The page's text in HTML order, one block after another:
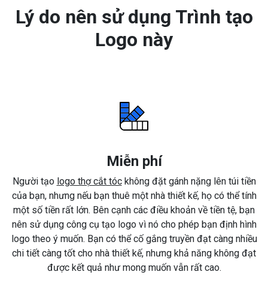
Lý do nên sử dụng Trình tạo
Logo này
Miễn phí
Người tạo logo thợ cắt tóckhông đặt gánh nặng lên túi tiền
của bạn, nhưng nếu bạn thuê một nhà thiết kế, họ có thể tính
một số tiền rất lớn. Bên cạnh các điều khoản về tiền tệ, bạn
nên sử dụng công cụ tạo logo vì nó cho phép bạn định hình
logo theo ý muốn. Bạn có thể cố gắng truyền đạt càng nhiều
chi tiết càng tốt cho nhà thiết kế, nhưng khả năng không đạt
được kết quả như mong muốn vẫn rất cao.